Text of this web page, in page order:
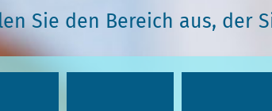
Sie den Bereich aus, der